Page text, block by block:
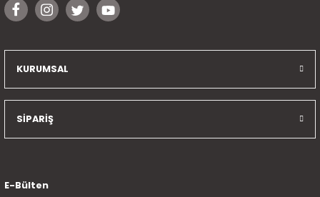
KURUMSAL
SİPARİŞ
E-Bülten